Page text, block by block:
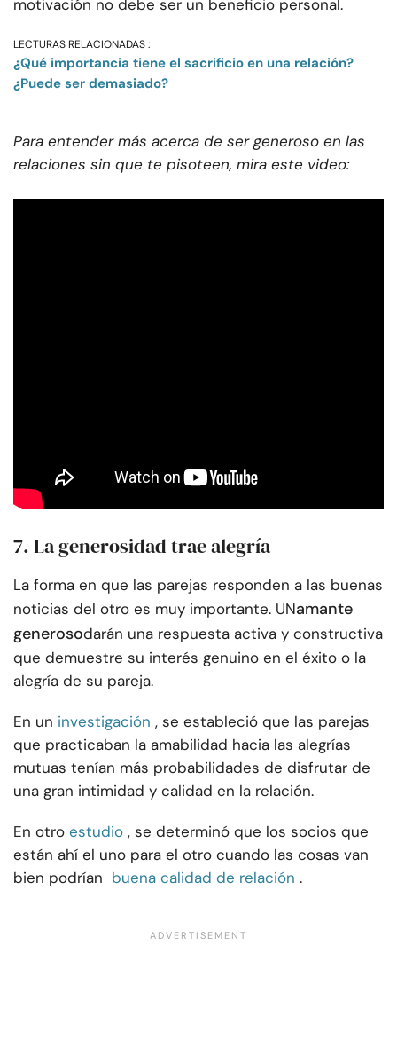
motivación no debe ser un beneficio personal.
LECTURAS RELACIONADAS :
¿Qué importancia tiene el sacrificio en una relación?
¿Puede ser demasiado?
Para entender más acerca de ser generoso en las
relaciones sin que te pisoteen, mira este video:
7. La generosidad trae alegría
La forma en que las parejas responden a las buenas
noticias del otro es muy importante. UNamante
generosodarán una respuesta activa y constructiva
que demuestre su interés genuino en el éxito o la
alegría de su pareja.
En un investigación , se estableció que las parejas
que practicaban la amabilidad hacia las alegrías
mutuas tenían más probabilidades de disfrutar de
una gran intimidad y calidad en la relación.
En otro estudio , se determinó que los socios que
están ahí el uno para el otro cuando las cosas van
bien podrían buena calidad de relación .